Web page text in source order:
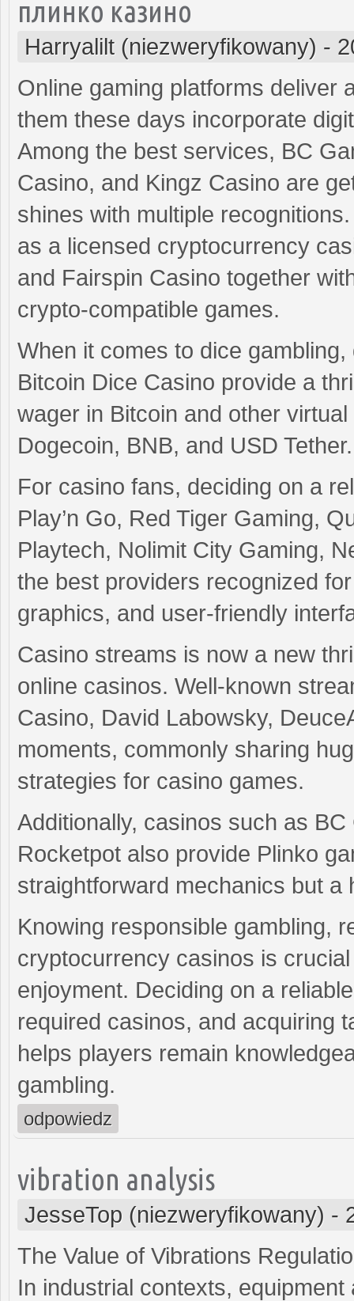
плинко казино
Harryalilt (niezweryfikowany) -
Online gaming platforms deliver
them these days incorporate
Among the best services, BC
Casino, and Kingz Casino are
shines with multiple
as a licensed cryptocurrency
and Fairspin Casino together
crypto-compatible games.
When it comes to dice
Bitcoin Dice Casino provide a
wager in Bitcoin and other
Dogecoin, BNB, and USD Tether.
For casino fans, deciding on a
Play’n Go, Red Tiger Gaming,
Playtech, Nolimit City Gaming,
the best providers recognized
graphics, and user-friendly
Casino streams is now a new
online casinos. Well-known
Casino, David Labowsky,
moments, commonly sharing
strategies for casino games.
Additionally, casinos such as
Rocketpot also provide Plinko
straightforward mechanics but
Knowing responsible gambling,
cryptocurrency casinos is
enjoyment. Deciding on a
required casinos, and acquiring
helps players remain
gambling.
odpowiedz
vibration analysis
JesseTop (niezweryfikowany) -
The Value of Vibrations
In industrial contexts,